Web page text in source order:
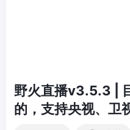
野火直播v3.5.3 |
的，支持央视、卫